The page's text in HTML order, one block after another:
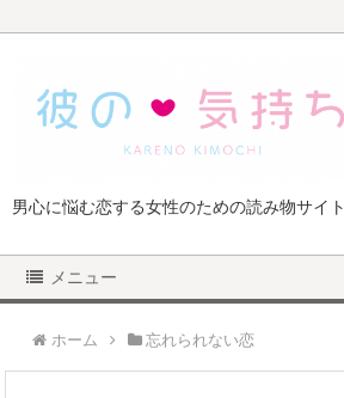
男心に悩む恋する女性のための読み物サイト
メニュー
ホーム 忘れられない恋